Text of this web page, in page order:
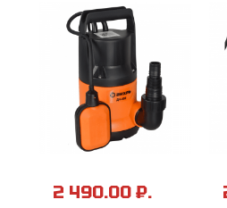
2 490.00 ₽.